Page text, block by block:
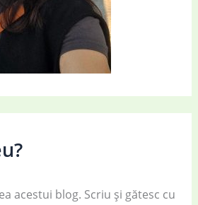
acestui blog. Scriu și gătesc cu